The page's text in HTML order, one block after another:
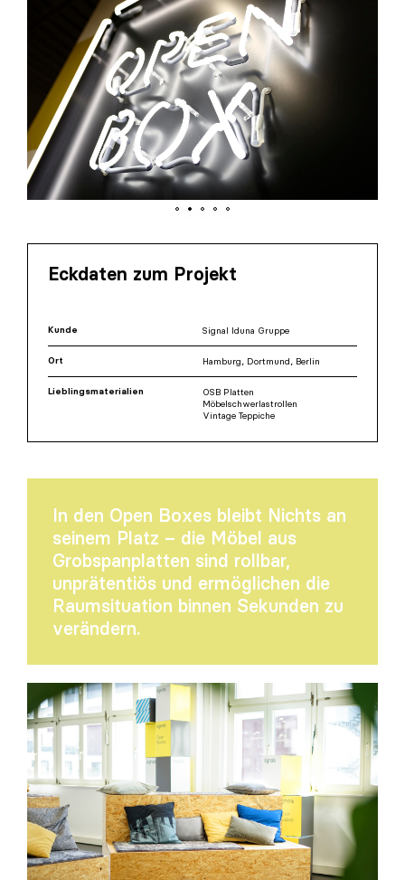
Eckdaten zum Projekt
Kunde Signal Iduna Gruppe
Ort Hamburg, Dortmund, Berlin
Lieblingsmaterialien
OSB Platten
Möbelschwerlastrollen
Vintage Teppiche
In den Open Boxes bleibt Nichts an
seinem Platz – die Möbel aus
Grobspanplatten sind rollbar,
unprätentiös und ermöglichen die
Raumsituation binnen Sekunden zu
verändern.